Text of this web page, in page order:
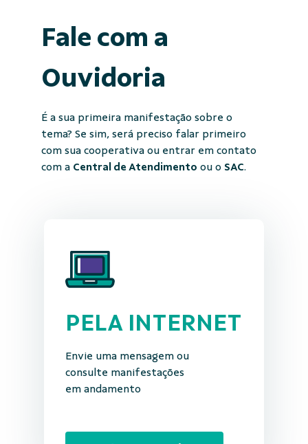
Fale com a
Ouvidoria
É a sua primeira manifestação sobre o
tema? Se sim, será preciso falar primeiro
com sua cooperativa ou entrar em contato
com a Central de Atendimento ou o SAC.
PELA INTERNET
Envie uma mensagem ou
consulte manifestações
em andamento